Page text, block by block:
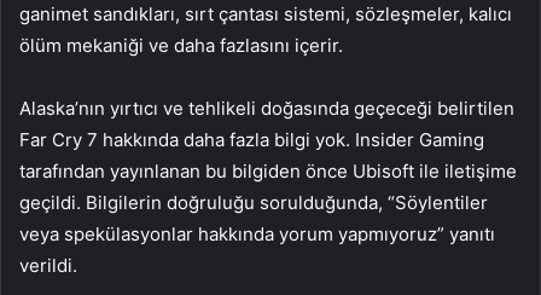
ganimet sandıkları, sırt çantası sistemi, sözleşmeler, kalıcı
ölüm mekaniği ve daha fazlasını içerir.
Alaska’nın yırtıcı ve tehlikeli doğasında geçeceği belirtilen
Far Cry 7 hakkında daha fazla bilgi yok. Insider Gaming
tarafından yayınlanan bu bilgiden önce Ubisoft ile iletişime
geçildi. Bilgilerin doğruluğu sorulduğunda, “Söylentiler
veya spekülasyonlar hakkında yorum yapmıyoruz” yanıtı
verildi.